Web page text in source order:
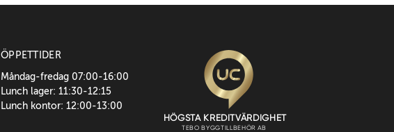
ÖPPETTIDER
Måndag-fredag 07:00-16:00
Lunch lager: 11:30-12:15
Lunch kontor: 12:00-13:00